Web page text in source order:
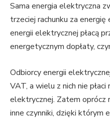
Sama energia elektryczna
trzeciej rachunku za
energii elektrycznej płacą
energetycznym dopłaty,
Odbiorcy energii
VAT, a wielu z nich nie
elektrycznej. Zatem
inne czynniki, dzięki którym